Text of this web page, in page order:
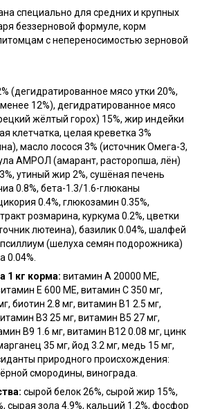
специально для средних и крупных
беззерновой формуле, корм
с непереносимостью зерновой
(дегидратированное мясо утки 20%,
12%), дегидратированное мясо
жёлтый горох) 15%, жир индейки
клетчатка, целая креветка 3%
масло лосося 3% (источник Омега-3,
АМРОЛ (амарант, расторопша, лён)
утиный жир 2%, сушёная печень
0.8%, бета-1.3/1.6-глюканы
0.4%, глюкозамин 0.35%,
розмарина, куркума 0.2%, цветки
лютеина), базилик 0.04%, шалфей
псиллиум (шелуха семян подорожника)
0.04%.
1 кг корма: витамин A 20000 МЕ,
E 600 МЕ, витамин C 350 мг,
биотин 2.8 мг, витамин B1 2.5 мг,
B3 25 мг, витамин B5 27 мг,
B9 1.6 мг, витамин B12 0.08 мг, цинк
35 мг, йод 3.2 мг, медь 15 мг,
природного происхождения:
смородины, винограда.
сырой белок 26%, сырой жир 15%,
сырая зола 4.9%, кальций 1.2%, фосфор